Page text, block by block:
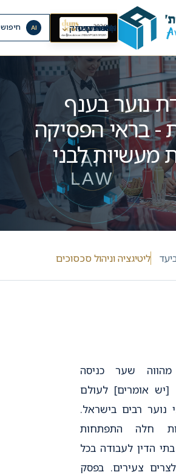
ראשי
אודות⌄
תחומי עיסוק⌄ מרכז מידע⌄ קריירה
יצירת קשר
EN
AI
נוער בענף
- בראי הפסיקה
מעשיות לבני
ליטיגציה וניהול סכסוכים
שער כניסה
[יש אומרים] לעולם
נוער רבים בישראל.
חלה התפתחות
הדין לעבודה בכל
צעירים. בפסק